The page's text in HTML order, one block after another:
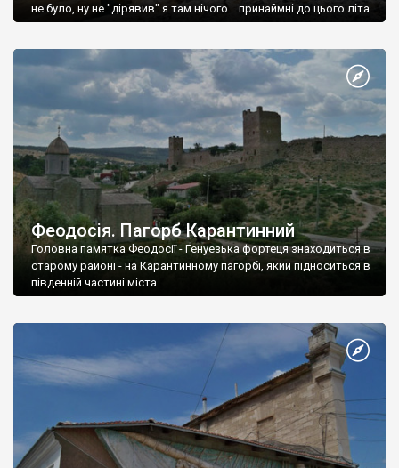
не було, ну не "дірявив" я там нічого... принаймні до цього літа.
Феодосія. Пагорб Карантинний
Головна памятка Феодосії - Генуезька фортеця знаходиться в
старому районі - на Карантинному пагорбі, який підноситься в
південній частині міста.